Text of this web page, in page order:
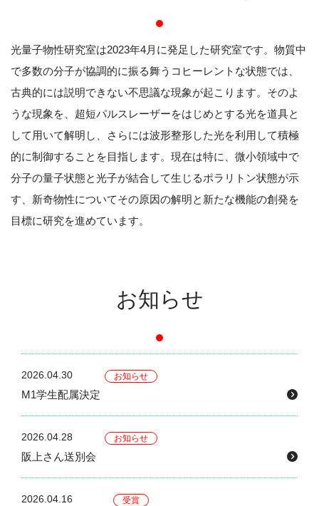
光量子物性研究室は2023年4月に発足した研究室です。物質中
で多数の分子が協調的に振る舞うコヒーレントな状態では、
古典的には説明できない不思議な現象が起こります。そのよ
うな現象を、超短パルスレーザーをはじめとする光を道具と
して用いて解明し、さらには波形整形した光を利用して積極
的に制御することを目指します。現在は特に、微小領域中で
分子の量子状態と光子が結合して生じるポラリトン状態が示
す、新奇物性についてその原因の解明と新たな機能の創発を
目標に研究を進めています。
お知らせ
2026.04.30 お知らせ
M1学生配属決定
2026.04.28 お知らせ
阪上さん送別会
2026.04.16 受賞